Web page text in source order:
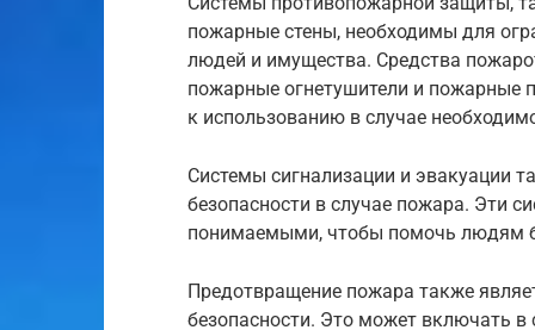
пожарные стены, необходимы для
людей и имущества. Средства
пожарные огнетушители и пожарные
к использованию в случае
Системы сигнализации и эвакуации
безопасности в случае пожара. Эти
понимаемыми, чтобы помочь людям
Предотвращение пожара также
безопасности. Это может включать в